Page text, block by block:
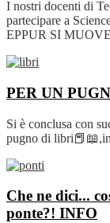
I nostri docenti di
partecipare a
EPPUR SI
PER UN
Si è conclusa con
pugno di
Che ne dici...
ponte?! INFO